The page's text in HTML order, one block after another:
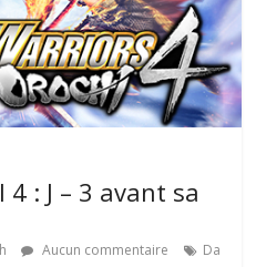
4 : J – 3 avant sa
Aucun commentaire Da